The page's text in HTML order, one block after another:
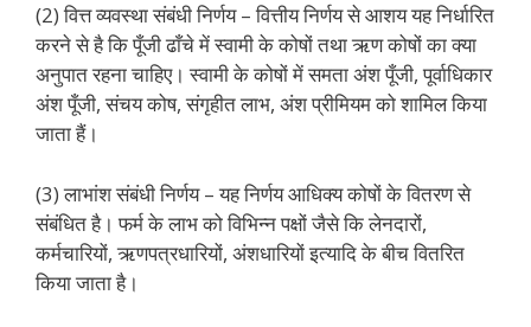
(2) वित्त व्यवस्था संबंधी निर्णय – वित्तीय निर्णय से आशय यह निर्धारित
करने से है कि पूँजी ढाँचे में स्वामी के कोषों तथा ऋण कोषों का क्या
अनुपात रहना चाहिए। स्वामी के कोषों में समता अंश पूँजी, पूर्वाधिकार
अंश पूँजी, संचय कोष, संगृहीत लाभ, अंश प्रीमियम को शामिल किया
जाता हैं।
(3) लाभांश संबंधी निर्णय – यह निर्णय आधिक्य कोषों के वितरण से
संबंधित है। फर्म के लाभ को विभिन्न पक्षों जैसे कि लेनदारों,
कर्मचारियों, ऋणपत्रधारियों, अंशधारियों इत्यादि के बीच वितरित
किया जाता है।